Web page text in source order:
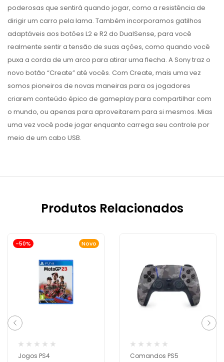
poderosas que sentirá quando jogar, como a resistência de
dirigir um carro pela lama. Também incorporamos gatilhos
adaptáveis aos botões L2 e R2 do DualSense, para você
realmente sentir a tensão de suas ações, como quando você
puxa a corda de um arco para atirar uma flecha. A Sony traz o
novo botão “Create” até vocês. Com Create, mais uma vez
somos pioneiros de novas maneiras para os jogadores
criarem conteúdo épico de gameplay para compartilhar com
o mundo, ou apenas para aproveitarem para si mesmos. Mias
uma vez você pode jogar enquanto carrega seu controle por
meio de um cabo USB.
Produtos Relacionados
Novo
-50%
Jogos PS4 Comandos PS5